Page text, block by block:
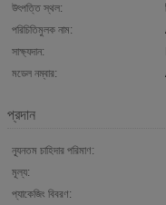
উৎপত্তি স্থল:
পরিচিতিমুলক নাম:
সাক্ষ্যদান:
মডেল নম্বার:
প্রদান
ন্যূনতম চাহিদার পরিমাণ:
মূল্য:
প্যাকেজিং বিবরণ: